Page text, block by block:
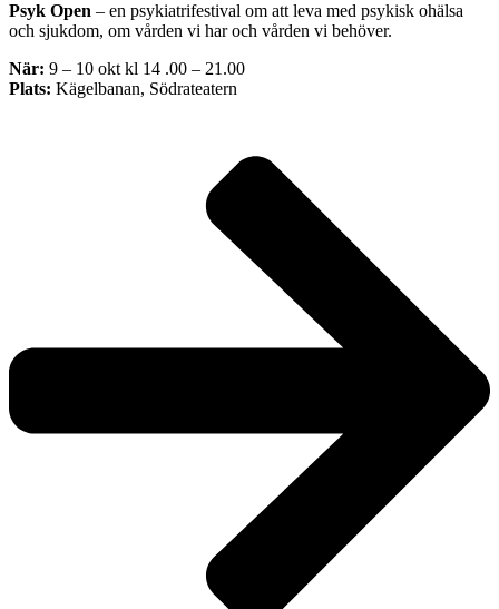
Psyk Open – en psykiatrifestival om att leva med psykisk ohälsa
och sjukdom, om vården vi har och vården vi behöver.
När: 9 – 10 okt kl 14 .00 – 21.00
Plats: Kägelbanan, Södrateatern